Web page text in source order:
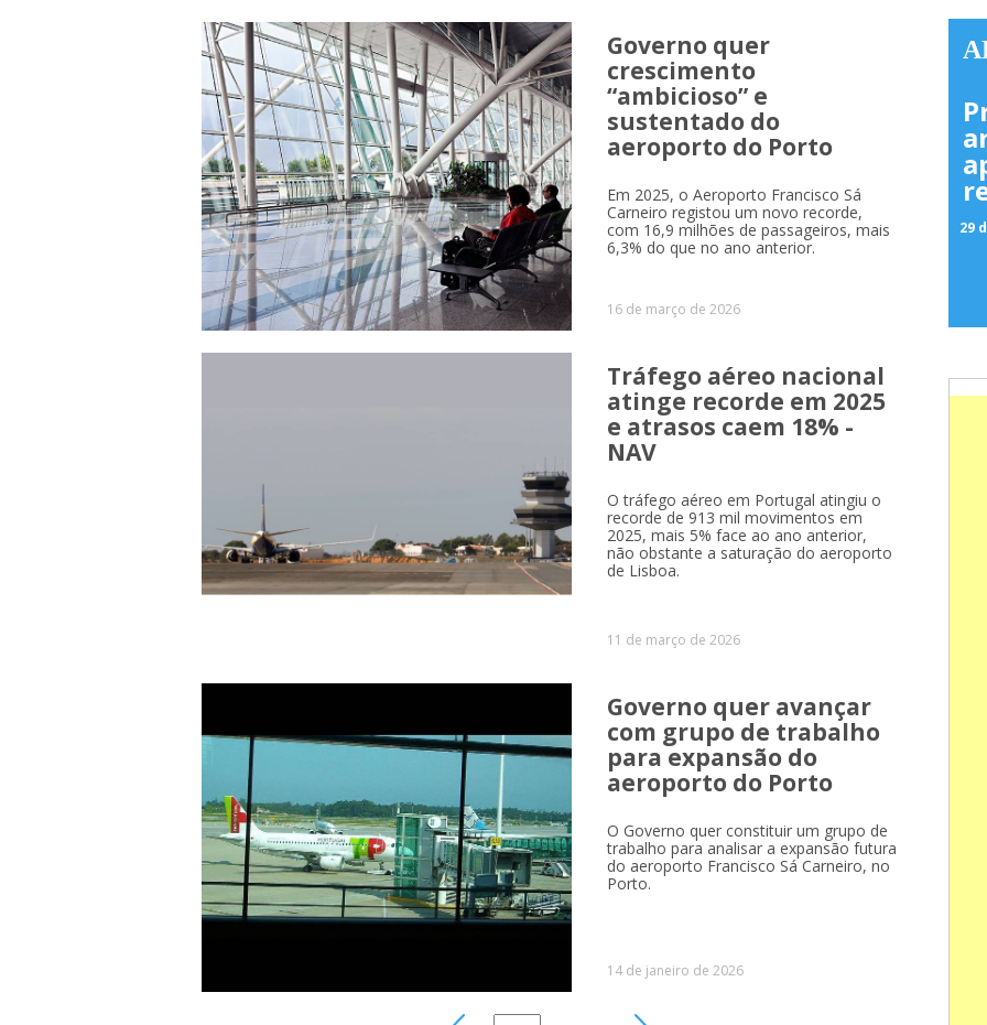
Governo quer
crescimento
“ambicioso” e
sustentado do
aeroporto do Porto
Em 2025, o Aeroporto Francisco Sá
Carneiro registou um novo recorde,
com 16,9 milhões de passageiros, mais
6,3% do que no ano anterior.
16 de março de 2026
Tráfego aéreo nacional
atinge recorde em 2025
e atrasos caem 18% -
NAV
O tráfego aéreo em Portugal atingiu o
recorde de 913 mil movimentos em
2025, mais 5% face ao ano anterior,
não obstante a saturação do aeroporto
de Lisboa.
11 de março de 2026
Governo quer avançar
com grupo de trabalho
para expansão do
aeroporto do Porto
O Governo quer constituir um grupo de
trabalho para analisar a expansão futura
do aeroporto Francisco Sá Carneiro, no
Porto.
14 de janeiro de 2026
29